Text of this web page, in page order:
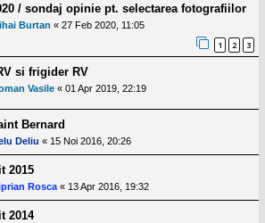
/ sondaj opinie pt. selectarea fotografiilor
Burtan « 27 Feb 2020, 11:05
1 2 3
si frigider RV
Vasile « 01 Apr 2019, 22:19
Bernard
Deliu « 15 Noi 2016, 20:26
2015
Rosca « 13 Apr 2016, 19:32
2014